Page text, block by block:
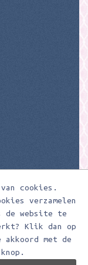
cookies.
verzamelen
de website te
Klik dan op
met de